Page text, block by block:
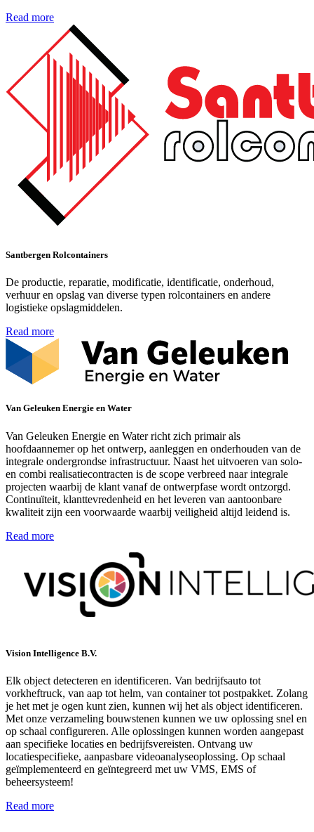
Read more
Santbergen Rolcontainers
De productie, reparatie, modificatie, identificatie, onderhoud,
verhuur en opslag van diverse typen rolcontainers en andere
logistieke opslagmiddelen.
Read more
Van Geleuken Energie en Water
Van Geleuken Energie en Water richt zich primair als
hoofdaannemer op het ontwerp, aanleggen en onderhouden van de
integrale ondergrondse infrastructuur. Naast het uitvoeren van solo-
en combi realisatiecontracten is de scope verbreed naar integrale
projecten waarbij de klant vanaf de ontwerpfase wordt ontzorgd.
Continuïteit, klanttevredenheid en het leveren van aantoonbare
kwaliteit zijn een voorwaarde waarbij veiligheid altijd leidend is.
Read more
Vision Intelligence B.V.
Elk object detecteren en identificeren. Van bedrijfsauto tot
vorkheftruck, van aap tot helm, van container tot postpakket. Zolang
je het met je ogen kunt zien, kunnen wij het als object identificeren.
Met onze verzameling bouwstenen kunnen we uw oplossing snel en
op schaal configureren. Alle oplossingen kunnen worden aangepast
aan specifieke locaties en bedrijfsvereisten. Ontvang uw
locatiespecifieke, aanpasbare videoanalyseoplossing. Op schaal
geïmplementeerd en geïntegreerd met uw VMS, EMS of
beheersysteem!
Read more